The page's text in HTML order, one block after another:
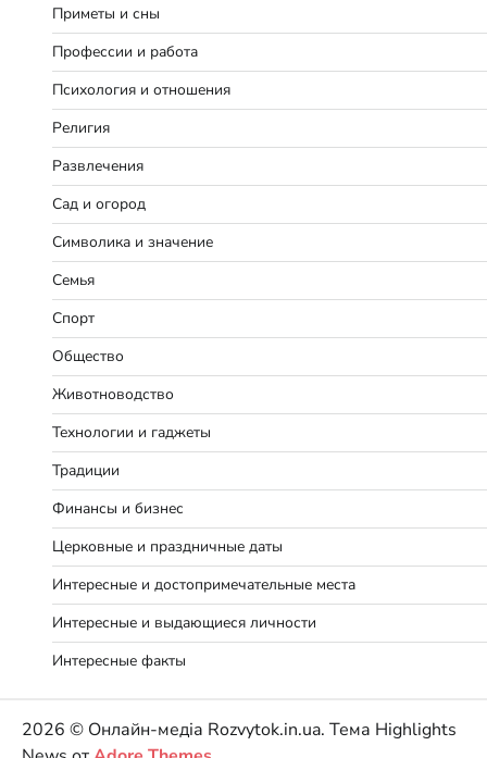
Приметы и сны
Профессии и работа
Психология и отношения
Религия
Развлечения
Сад и огород
Символика и значение
Семья
Спорт
Общество
Животноводство
Технологии и гаджеты
Традиции
Финансы и бизнес
Церковные и праздничные даты
Интересные и достопримечательные места
Интересные и выдающиеся личности
Интересные факты
2026 © Онлайн-медіа Rozvytok.in.ua. Тема Highlights